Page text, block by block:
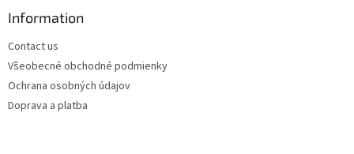
Information
Contact us
Všeobecné obchodné podmienky
Ochrana osobných údajov
Doprava a platba